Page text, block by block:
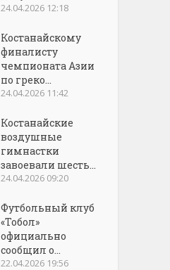
24.04.2026 12:18
Костанайскому
финалисту
чемпионата Азии
по греко...
24.04.2026 11:42
Костанайские
воздушные
гимнастки
завоевали шесть...
24.04.2026 09:20
Футбольный клуб
«Тобол»
официально
сообщил о...
22.04.2026 19:56